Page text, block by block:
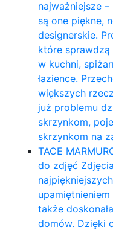
najważniejsze
są one piękne,
designerskie.
które sprawdzą
w kuchni,
łazience.
większych
już problemu
skrzynkom,
skrzynkom na
TACE
do zdjęć
także
domów. Dzięki